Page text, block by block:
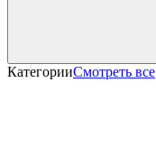
КатегорииСмотреть все